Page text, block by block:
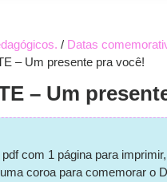
/ Datas
– Um presente pra você!
– Um
com 1 página para
coroa para comemorar o